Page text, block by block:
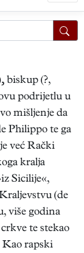
biskup (?,
podrijetlu u
mišljenje da
Philippo te ga
već Rački
kralja
Sicilije«,
(de
više godina
te stekao
Kao rapski